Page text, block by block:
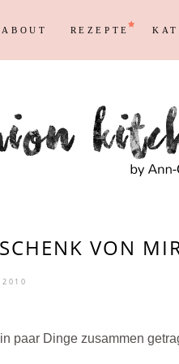
ABOUT REZEPTE
Persönliches
Max
Reisen
VON
paar Dinge zusammen